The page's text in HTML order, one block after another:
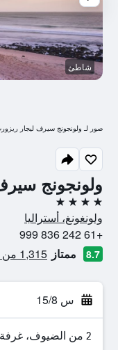
ولونجونج
4 نجوم
ولونغونغ، أستراليا
+61 242 836 999
8.7 ممتاز 1,315 من التقييمات تم التحقق منها
س 15/8
2 من الضيوف، غرفة واحدة
شاطئ
صور لـ ولونجونج سيرف ليجار